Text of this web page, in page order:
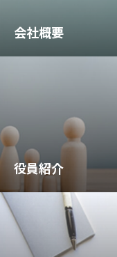
会社概要
役員紹介